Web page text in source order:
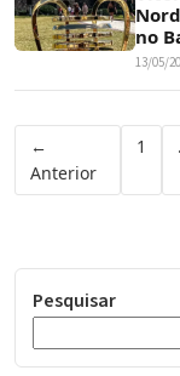
no
13/05/
Paginação
de
←
Anterior
1
Pesquisar